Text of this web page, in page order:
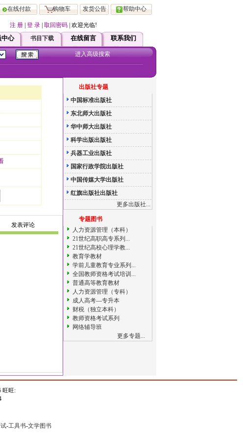
在线付款 购物车 发货公告 帮助中心
即日起，凡在本站注册会员 均可直接享受ViP 服务！如有疑问请直接跟客服联系！
注 册 登 录 取回密码 | 欢迎光临!
中心 书目下载 在线留言 联系我们
进入高级搜索
发表评论
出版社专题
中国标准出版社
东北师大出版社
华中师大出版社
科学出版出版社
兵器工业出版社
国家行政学院出版社
中国传媒大学出版社
红旗出版社出版社
更多出版社...
专题图书
人力资源管理（本科）
21世纪高职高专系列...
21世纪高校心理学教...
教育学教材
学前儿童教育专业系列...
全国教师资格考试培训...
普通高等教育教材
人力资源管理（专科）
成人高考---专升本
财税（独立本科）
教师资格考试系列
网络辅导班
更多专题...
旺旺:
-工具书-文学图书